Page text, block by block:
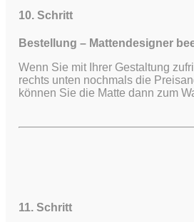
10. Schritt
Bestellung – Mattendesigner
Wenn Sie mit Ihrer Gestaltung
rechts unten nochmals die
können Sie die Matte dann zum
11. Schritt